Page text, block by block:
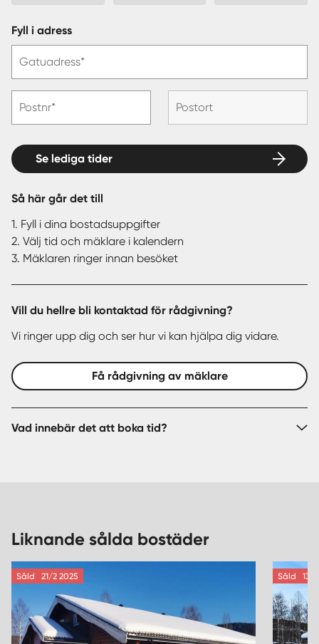
Fyll i adress
Gatuadress*
Postnr* Postort
Se lediga tider
Så här går det till
1. Fyll i dina bostadsuppgifter
2. Välj tid och mäklare i kalendern
3. Mäklaren ringer innan besöket
Vill du hellre bli kontaktad för rådgivning?
Vi ringer upp dig och ser hur vi kan hjälpa dig vidare.
Få rådgivning av mäklare
Vad innebär det att boka tid?
Liknande sålda bostäder
Såld 21/2 2025 Såld 13/